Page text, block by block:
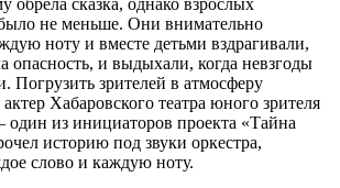
не меньше. Они внимательно
ноту и вместе детьми вздрагивали,
опасность, и выдыхали, когда невзгоды
Погрузить зрителей в атмосферу
Хабаровского театра юного зрителя
из инициаторов проекта «Тайна
историю под звуки оркестра,
слово и каждую ноту.